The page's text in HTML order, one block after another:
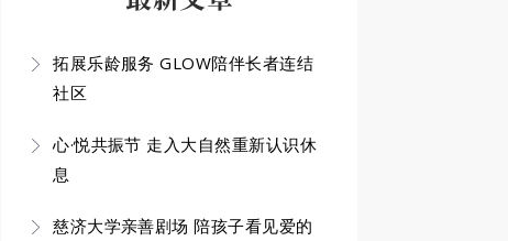
拓展乐龄服务 GLOW陪伴长者连结
社区
心·悦共振节 走入大自然重新认识休
息
慈济大学亲善剧场 陪孩子看见爱的